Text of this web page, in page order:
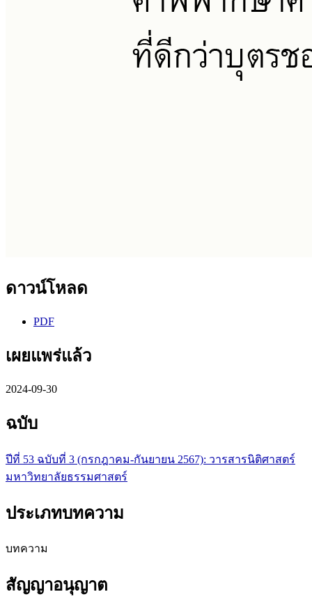
ดาวน์โหลด
PDF
เผยแพร่แล้ว
2024-09-30
ฉบับ
ปีที่ 53 ฉบับที่ 3 (กรกฎาคม-กันยายน 2567): วารสารนิติศาสตร์
มหาวิทยาลัยธรรมศาสตร์
ประเภทบทความ
บทความ
สัญญาอนุญาต